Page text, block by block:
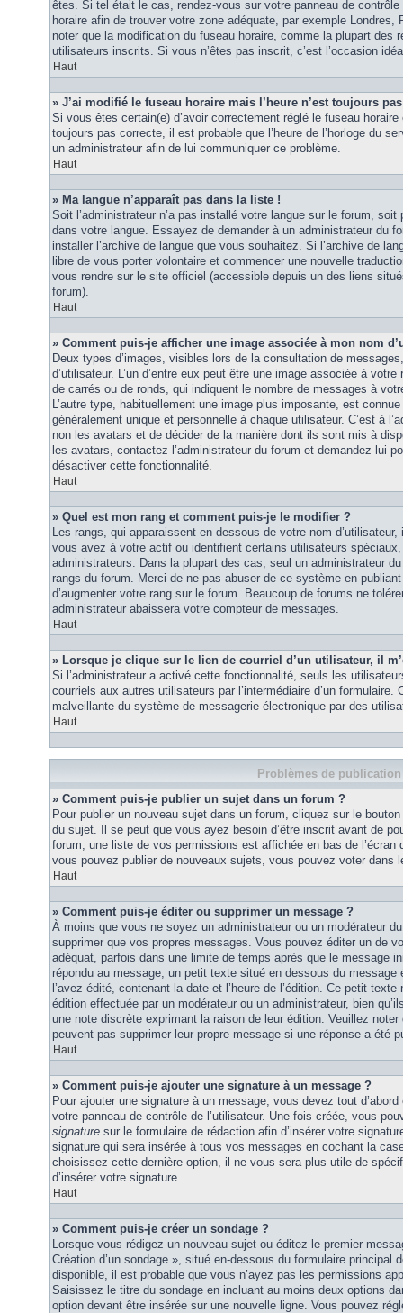
êtes. Si tel était le cas, rendez-vous sur votre panneau de
horaire afin de trouver votre zone adéquate, par exemple
noter que la modification du fuseau horaire, comme la plupart des
utilisateurs inscrits. Si vous n’êtes pas inscrit, c’est l’occasion
Haut
» J’ai modifié le fuseau horaire mais l’heure n’est toujours
Si vous êtes certain(e) d’avoir correctement réglé le fuseau horaire
toujours pas correcte, il est probable que l’heure de l’horloge du
un administrateur afin de lui communiquer ce problème.
Haut
» Ma langue n’apparaît pas dans la liste !
Soit l’administrateur n’a pas installé votre langue sur le forum, soit
dans votre langue. Essayez de demander à un administrateur du
installer l’archive de langue que vous souhaitez. Si l’archive de
libre de vous porter volontaire et commencer une nouvelle
vous rendre sur le site officiel (accessible depuis un des liens
forum).
Haut
» Comment puis-je afficher une image associée à mon nom
Deux types d’images, visibles lors de la consultation de
d’utilisateur. L’un d’entre eux peut être une image associée à
de carrés ou de ronds, qui indiquent le nombre de messages à
L’autre type, habituellement une image plus imposante, est
généralement unique et personnelle à chaque utilisateur. C’est à
non les avatars et de décider de la manière dont ils sont mis à
les avatars, contactez l’administrateur du forum et demandez-lui
désactiver cette fonctionnalité.
Haut
» Quel est mon rang et comment puis-je le modifier ?
Les rangs, qui apparaissent en dessous de votre nom
vous avez à votre actif ou identifient certains utilisateurs
administrateurs. Dans la plupart des cas, seul un administrateur
rangs du forum. Merci de ne pas abuser de ce système en
d’augmenter votre rang sur le forum. Beaucoup de forums ne
administrateur abaissera votre compteur de messages.
Haut
» Lorsque je clique sur le lien de courriel d’un utilisateur, il
Si l’administrateur a activé cette fonctionnalité, seuls les
courriels aux autres utilisateurs par l’intermédiaire d’un formulaire.
malveillante du système de messagerie électronique par des
Haut
Problèmes de publication
» Comment puis-je publier un sujet dans un forum ?
Pour publier un nouveau sujet dans un forum, cliquez sur le
du sujet. Il se peut que vous ayez besoin d’être inscrit avant de
forum, une liste de vos permissions est affichée en bas de
vous pouvez publier de nouveaux sujets, vous pouvez voter dans
Haut
» Comment puis-je éditer ou supprimer un message ?
À moins que vous ne soyez un administrateur ou un modérateur
supprimer que vos propres messages. Vous pouvez éditer un de
adéquat, parfois dans une limite de temps après que le message
répondu au message, un petit texte situé en dessous du message
l’avez édité, contenant la date et l’heure de l’édition. Ce petit texte
édition effectuée par un modérateur ou un administrateur, bien
une note discrète exprimant la raison de leur édition. Veuillez
peuvent pas supprimer leur propre message si une réponse a été
Haut
» Comment puis-je ajouter une signature à un message ?
Pour ajouter une signature à un message, vous devez tout d’abord
votre panneau de contrôle de l’utilisateur. Une fois créée, vous
signature sur le formulaire de rédaction afin d’insérer votre
signature qui sera insérée à tous vos messages en cochant la
choisissez cette dernière option, il ne vous sera plus utile de
d’insérer votre signature.
Haut
» Comment puis-je créer un sondage ?
Lorsque vous rédigez un nouveau sujet ou éditez le premier
Création d’un sondage », situé en-dessous du formulaire principal
disponible, il est probable que vous n’ayez pas les permissions
Saisissez le titre du sondage en incluant au moins deux options
option devant être insérée sur une nouvelle ligne. Vous pouvez